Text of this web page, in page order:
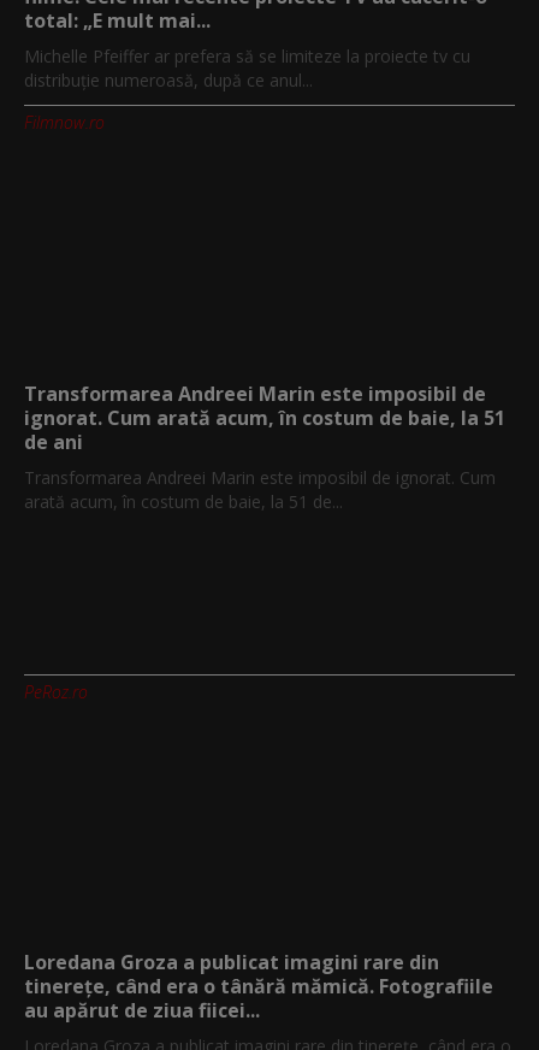
total: „E mult mai...
Michelle Pfeiffer ar prefera să se limiteze la proiecte tv cu
distribuție numeroasă, după ce anul...
Filmnow.ro
Transformarea Andreei Marin este imposibil de
ignorat. Cum arată acum, în costum de baie, la 51
de ani
Transformarea Andreei Marin este imposibil de ignorat. Cum
arată acum, în costum de baie, la 51 de...
PeRoz.ro
Loredana Groza a publicat imagini rare din
tinerețe, când era o tânără mămică. Fotografiile
au apărut de ziua fiicei...